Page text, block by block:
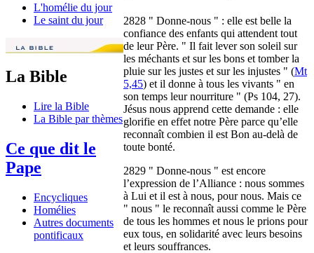
L'homélie du jour
Le saint du jour
La Bible
Lire la Bible
La Bible par thèmes
Ce que dit le
Pape
Encycliques
Homélies
Autres documents
pontificaux
2828 " Donne-nous " : elle est belle la
confiance des enfants qui attendent tout
de leur Père. " Il fait lever son soleil sur
les méchants et sur les bons et tomber la
pluie sur les justes et sur les injustes " (Mt
5,45) et il donne à tous les vivants " en
son temps leur nourriture " (Ps 104, 27).
Jésus nous apprend cette demande : elle
glorifie en effet notre Père parce qu’elle
reconnaît combien il est Bon au-delà de
toute bonté.
2829 " Donne-nous " est encore
l’expression de l’Alliance : nous sommes
à Lui et il est à nous, pour nous. Mais ce
" nous " le reconnaît aussi comme le Père
de tous les hommes et nous le prions pour
eux tous, en solidarité avec leurs besoins
et leurs souffrances.